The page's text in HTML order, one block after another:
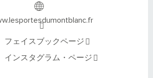
フェイスブックページ
インスタグラム・ページ